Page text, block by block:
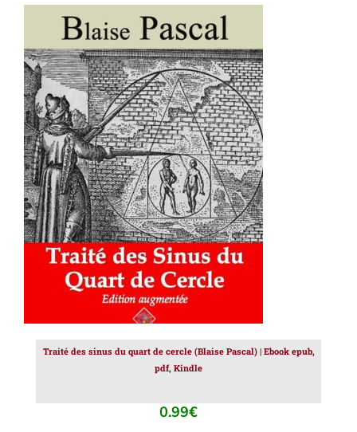
AJOUTER AU PANIER / DÉTAILS
Traité des sinus du quart de cercle (Blaise Pascal) | Ebook epub,
pdf, Kindle
0.99€